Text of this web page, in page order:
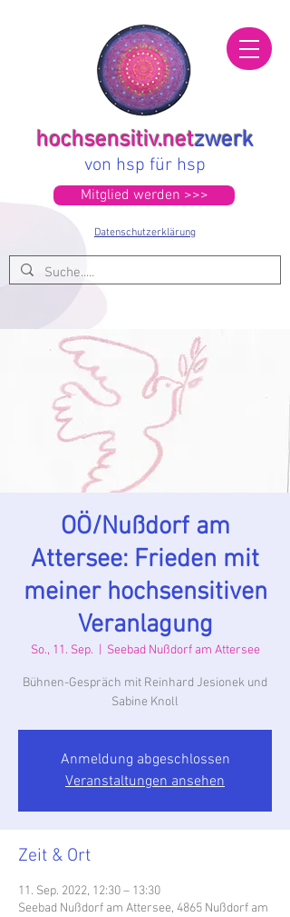
hochsensitiv.netzwerk
von hsp für hsp
Datenschutzerklärung
Mitglied werden >>>
OÖ/Nußdorf am
Attersee: Frieden mit
meiner hochsensitiven
Veranlagung
So., 11. Sep. Seebad Nußdorf am Attersee
Bühnen-Gespräch mit Reinhard Jesionek und
Sabine Knoll
Anmeldung abgeschlossen
Veranstaltungen ansehen
Zeit & Ort
11. Sep. 2022, 12:30 – 13:30
Seebad Nußdorf am Attersee, 4865 Nußdorf am